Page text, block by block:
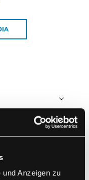
Anzeigen zu
g/m²